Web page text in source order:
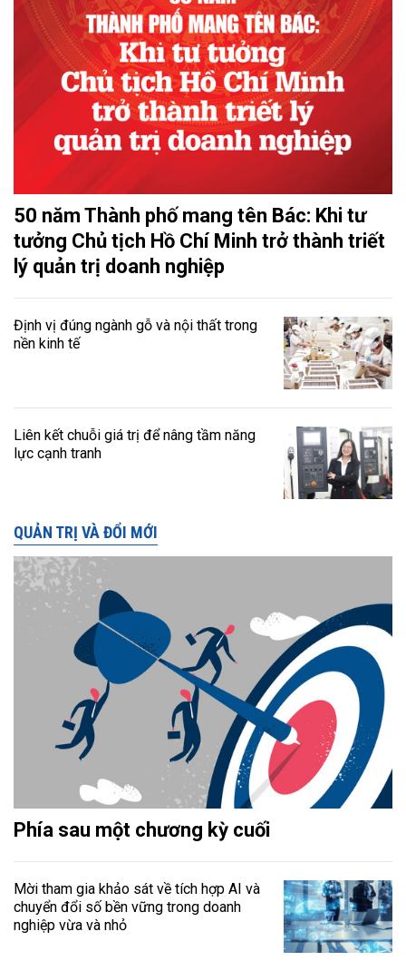
50 năm Thành phố mang tên Bác: Khi tư
tưởng Chủ tịch Hồ Chí Minh trở thành triết
lý quản trị doanh nghiệp
Định vị đúng ngành gỗ và nội thất trong
nền kinh tế
Liên kết chuỗi giá trị để nâng tầm năng
lực cạnh tranh
QUẢN TRỊ VÀ ĐỔI MỚI
Phía sau một chương kỳ cuối
Mời tham gia khảo sát về tích hợp AI và
chuyển đổi số bền vững trong doanh
nghiệp vừa và nhỏ